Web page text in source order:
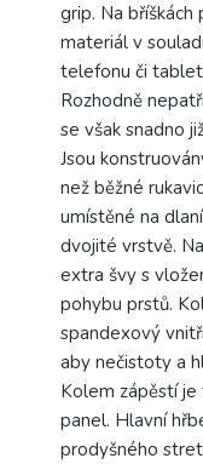
grip. Na bříškách
materiál v
telefonu či
Rozhodně
se však snadno
Jsou
než běžné
umístěné na
dvojité vrstvě.
extra švy s
pohybu prstů.
spandexový
aby nečistoty a
Kolem zápěstí
panel. Hlavní
prodyšného